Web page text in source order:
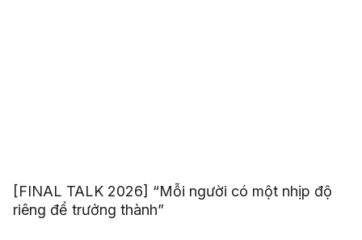
[FINAL TALK 2026] “Mỗi người có một nhịp độ
riêng để trưởng thành”